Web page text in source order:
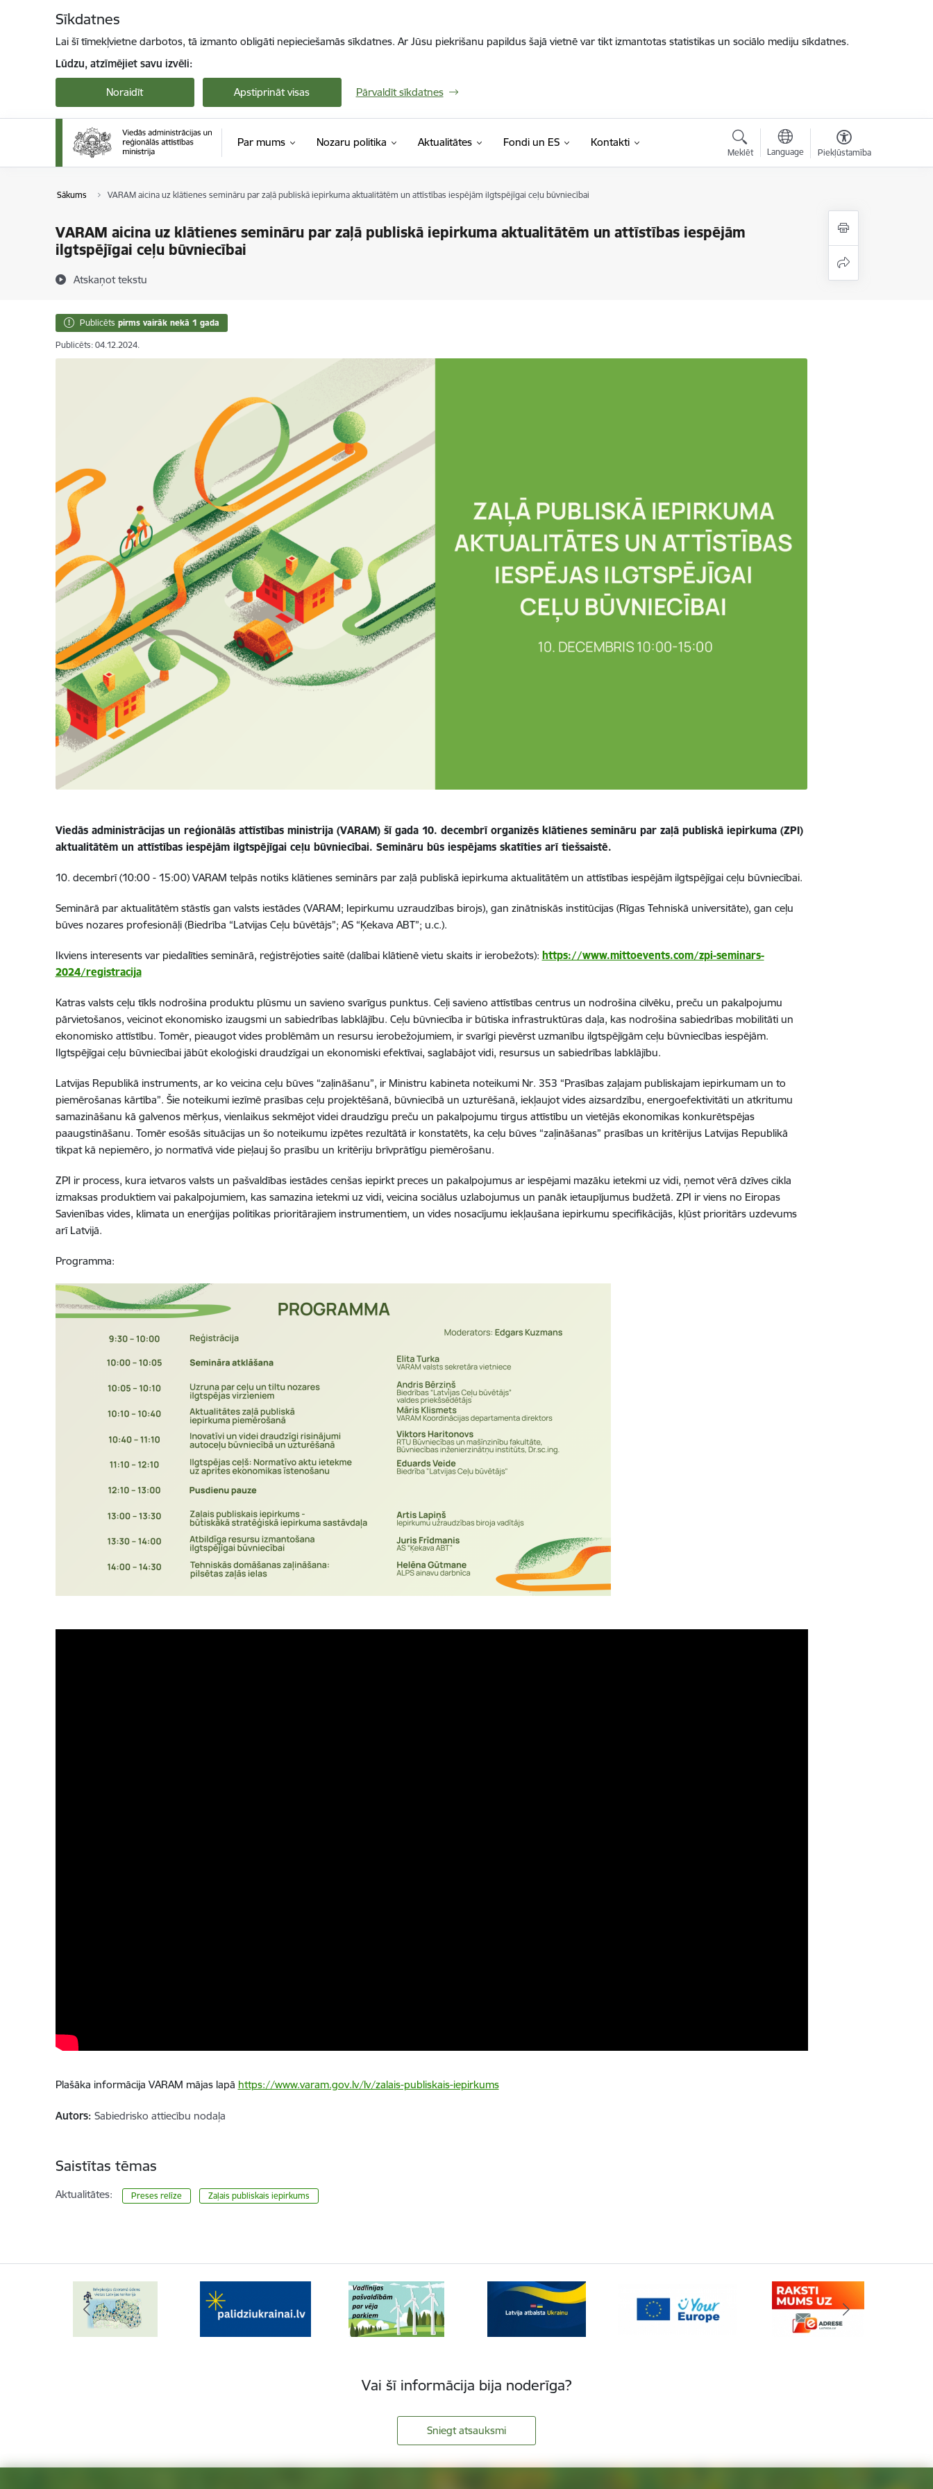
Sīkdatnes
Lai šī tīmekļvietne darbotos, tā izmanto obligāti nepieciešamās sīkdatnes. Ar Jūsu piekrišanu papildus šajā vietnē var tikt izmantotas statistikas un sociālo mediju sīkdatnes.
Lūdzu, atzīmējiet savu izvēli:
Noraidīt Apstiprināt visas Pārvaldīt sīkdatnes
Par mums Nozaru politika Aktualitātes Fondi un ES Kontakti
Meklēt Language Piekļūstamība
Sākums VARAM aicina uz klātienes semināru par zaļā publiskā iepirkuma aktualitātēm un attīstības iespējām ilgtspējīgai ceļu būvniecībai
VARAM aicina uz klātienes semināru par zaļā publiskā iepirkuma aktualitātēm un attīstības iespējām
ilgtspējīgai ceļu būvniecībai
Atskaņot tekstu
Publicēts pirms vairāk nekā 1 gada
Publicēts: 04.12.2024.
Viedās administrācijas un reģionālās attīstības ministrija (VARAM) šī gada 10. decembrī organizēs klātienes semināru par zaļā publiskā iepirkuma (ZPI)
aktualitātēm un attīstības iespējām ilgtspējīgai ceļu būvniecībai. Semināru būs iespējams skatīties arī tiešsaistē.
10. decembrī (10:00 - 15:00) VARAM telpās notiks klātienes seminārs par zaļā publiskā iepirkuma aktualitātēm un attīstības iespējām ilgtspējīgai ceļu būvniecībai.
Seminārā par aktualitātēm stāstīs gan valsts iestādes (VARAM; Iepirkumu uzraudzības birojs), gan zinātniskās institūcijas (Rīgas Tehniskā universitāte), gan ceļu
būves nozares profesionāļi (Biedrība “Latvijas Ceļu būvētājs”; AS “Ķekava ABT”; u.c.).
Ikviens interesents var piedalīties seminārā, reģistrējoties saitē (dalībai klātienē vietu skaits ir ierobežots): https://www.mittoevents.com/zpi-seminars-
2024/registracija
Katras valsts ceļu tīkls nodrošina produktu plūsmu un savieno svarīgus punktus. Ceļi savieno attīstības centrus un nodrošina cilvēku, preču un pakalpojumu
pārvietošanos, veicinot ekonomisko izaugsmi un sabiedrības labklājību. Ceļu būvniecība ir būtiska infrastruktūras daļa, kas nodrošina sabiedrības mobilitāti un
ekonomisko attīstību. Tomēr, pieaugot vides problēmām un resursu ierobežojumiem, ir svarīgi pievērst uzmanību ilgtspējīgām ceļu būvniecības iespējām.
Ilgtspējīgai ceļu būvniecībai jābūt ekoloģiski draudzīgai un ekonomiski efektīvai, saglabājot vidi, resursus un sabiedrības labklājību.
Latvijas Republikā instruments, ar ko veicina ceļu būves “zaļināšanu”, ir Ministru kabineta noteikumi Nr. 353 “Prasības zaļajam publiskajam iepirkumam un to
piemērošanas kārtība”. Šie noteikumi iezīmē prasības ceļu projektēšanā, būvniecībā un uzturēšanā, iekļaujot vides aizsardzību, energoefektivitāti un atkritumu
samazināšanu kā galvenos mērķus, vienlaikus sekmējot videi draudzīgu preču un pakalpojumu tirgus attīstību un vietējās ekonomikas konkurētspējas
paaugstināšanu. Tomēr esošās situācijas un šo noteikumu izpētes rezultātā ir konstatēts, ka ceļu būves “zaļināšanas” prasības un kritērijus Latvijas Republikā
tikpat kā nepiemēro, jo normatīvā vide pieļauj šo prasību un kritēriju brīvprātīgu piemērošanu.
ZPI ir process, kura ietvaros valsts un pašvaldības iestādes cenšas iepirkt preces un pakalpojumus ar iespējami mazāku ietekmi uz vidi, ņemot vērā dzīves cikla
izmaksas produktiem vai pakalpojumiem, kas samazina ietekmi uz vidi, veicina sociālus uzlabojumus un panāk ietaupījumus budžetā. ZPI ir viens no Eiropas
Savienības vides, klimata un enerģijas politikas prioritārajiem instrumentiem, un vides nosacījumu iekļaušana iepirkumu specifikācijās, kļūst prioritārs uzdevums
arī Latvijā.
Programma:
Plašāka informācija VARAM mājas lapā https://www.varam.gov.lv/lv/zalais-publiskais-iepirkums
Autors: Sabiedrisko attiecību nodaļa
Saistītas tēmas
Aktualitātes: Preses relīze Zaļais publiskais iepirkums
Vai šī informācija bija noderīga?
Sniegt atsauksmi